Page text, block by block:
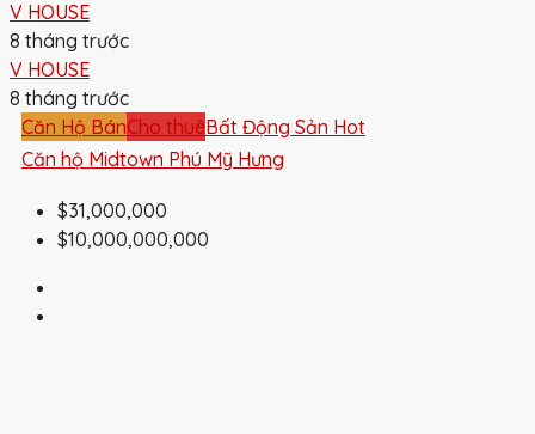
V HOUSE
8 tháng trước
V HOUSE
8 tháng trước
Căn Hộ BánCho thuêBất Động Sản Hot
Căn hộ Midtown Phú Mỹ Hưng
$31,000,000
$10,000,000,000